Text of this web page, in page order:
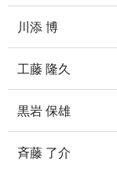
川添 博
工藤 隆久
黒岩 保雄
斉藤 了介